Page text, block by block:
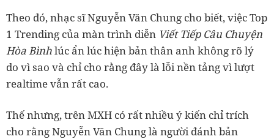
Theo đó, nhạc sĩ Nguyễn Văn Chung cho biết, việc Top
1 Trending của màn trình diễn Viết Tiếp Câu Chuyện
Hòa Bìnhlúc ẩn lúc hiện bản thân anh không rõ lý
do vì sao và chỉ cho rằng đây là lỗi nền tảng vì lượt
realtime vẫn rất cao.
Thế nhưng, trên MXH có rất nhiều ý kiến chỉ trích
cho rằng Nguyễn Văn Chung là người đánh bản